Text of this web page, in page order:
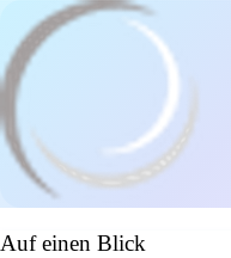
Auf einen Blick